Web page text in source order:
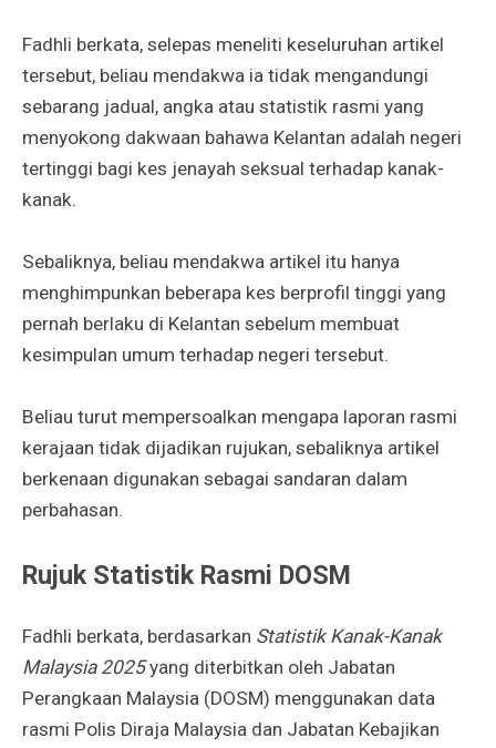
Fadhli berkata, selepas meneliti keseluruhan artikel
tersebut, beliau mendakwa ia tidak mengandungi
sebarang jadual, angka atau statistik rasmi yang
menyokong dakwaan bahawa Kelantan adalah negeri
tertinggi bagi kes jenayah seksual terhadap kanak-
kanak.
Sebaliknya, beliau mendakwa artikel itu hanya
menghimpunkan beberapa kes berprofil tinggi yang
pernah berlaku di Kelantan sebelum membuat
kesimpulan umum terhadap negeri tersebut.
Beliau turut mempersoalkan mengapa laporan rasmi
kerajaan tidak dijadikan rujukan, sebaliknya artikel
berkenaan digunakan sebagai sandaran dalam
perbahasan.
Rujuk Statistik Rasmi DOSM
Fadhli berkata, berdasarkan Statistik Kanak-Kanak
Malaysia 2025yang diterbitkan oleh Jabatan
Perangkaan Malaysia (DOSM) menggunakan data
rasmi Polis Diraja Malaysia dan Jabatan Kebajikan